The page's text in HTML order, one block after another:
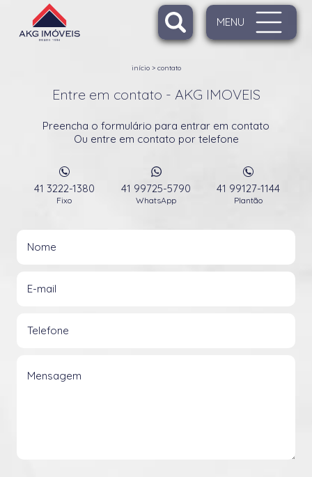
MENU
início> contato
Entre em contato - AKG IMOVEIS
Preencha o formulário para entrar em contato
Ou entre em contato por telefone
41 3222-1380
Fixo
41 99725-5790
WhatsApp
41 99127-1144
Plantão